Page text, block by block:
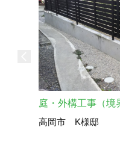
庭・外構工事（境
高岡市 K様邸